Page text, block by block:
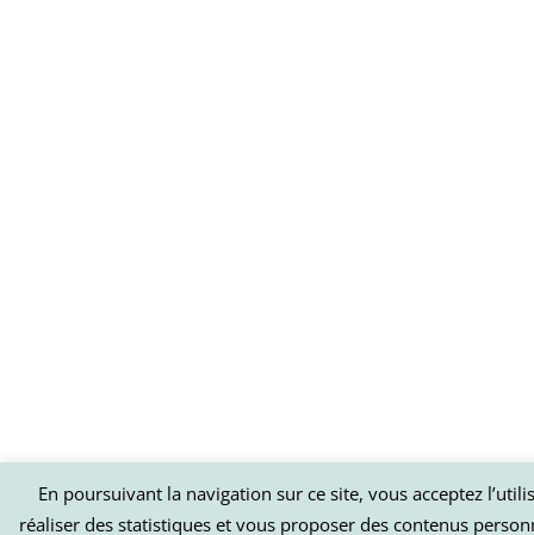
En poursuivant la navigation sur ce site, vous acceptez
réaliser des statistiques et vous proposer des contenus